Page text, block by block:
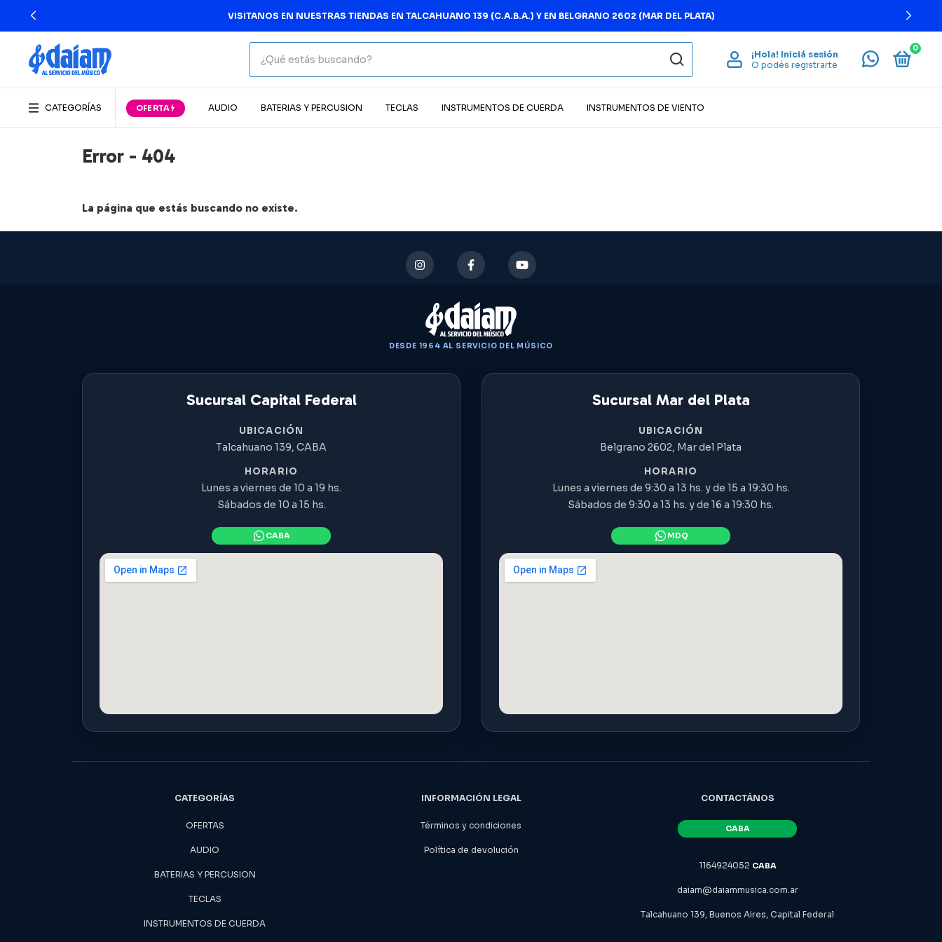
VISITANOS EN NUESTRAS TIENDAS EN TALCAHUANO 139 (C.A.B.A.) Y EN BELGRANO 2602 (MAR DEL PLATA)
¡Hola! Iniciá sesión
O podés registrarte
0
CATEGORÍAS AUDIO BATERIAS Y PERCUSION TECLAS INSTRUMENTOS DE CUERDA INSTRUMENTOS DE VIENTO
Error - 404
La página que estás buscando no existe.
DESDE 1964 AL SERVICIO DEL MÚSICO
Sucursal Capital Federal
UBICACIÓN
Talcahuano 139, CABA
HORARIO
Lunes a viernes de 10 a 19 hs.
Sábados de 10 a 15 hs.
Sucursal Mar del Plata
UBICACIÓN
Belgrano 2602, Mar del Plata
HORARIO
Lunes a viernes de 9:30 a 13 hs. y de 15 a 19:30 hs.
Sábados de 9:30 a 13 hs. y de 16 a 19:30 hs.
CATEGORÍAS
OFERTAS
AUDIO
BATERIAS Y PERCUSION
TECLAS
INSTRUMENTOS DE CUERDA
INFORMACIÓN LEGAL
Términos y condiciones
Política de devolución
CONTACTÁNOS
1164924052
daiam@daiammusica.com.ar
Talcahuano 139, Buenos Aires, Capital Federal